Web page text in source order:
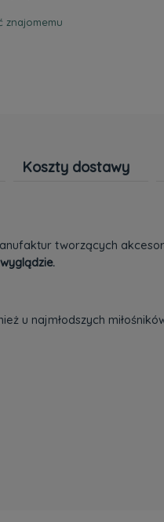
znajomemu
Koszty dostawy
tworzących
u najmłodszych